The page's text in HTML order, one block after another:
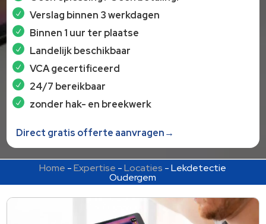
Verslag binnen 3 werkdagen
Binnen 1 uur ter plaatse
Landelijk beschikbaar
VCA gecertificeerd
24/7 bereikbaar
zonder hak- en breekwerk
Direct gratis offerte aanvragen→
Home -Expertise -Locaties -Lekdetectie
Oudergem